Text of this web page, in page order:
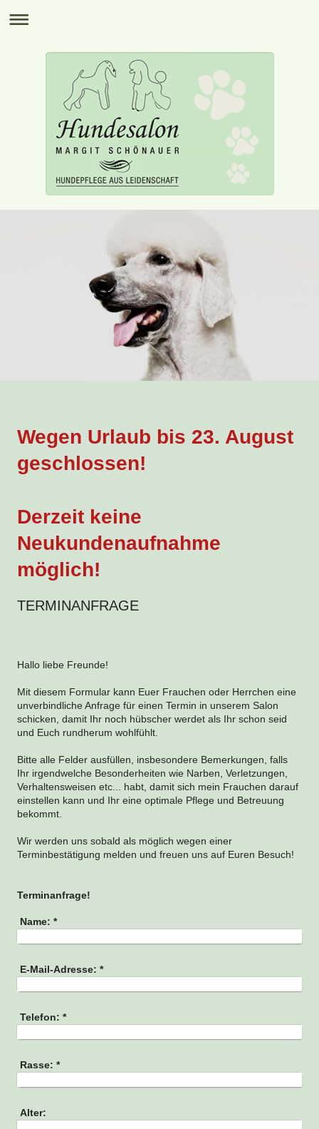
Wegen Urlaub bis 23. August
geschlossen!
Derzeit keine
Neukundenaufnahme
möglich!
TERMINANFRAGE
Hallo liebe Freunde!
Mit diesem Formular kann Euer Frauchen oder Herrchen eine
unverbindliche Anfrage für einen Termin in unserem Salon
schicken, damit Ihr noch hübscher werdet als Ihr schon seid
und Euch rundherum wohlfühlt.
Bitte alle Felder ausfüllen, insbesondere Bemerkungen, falls
Ihr irgendwelche Besonderheiten wie Narben, Verletzungen,
Verhaltensweisen etc... habt, damit sich mein Frauchen darauf
einstellen kann und Ihr eine optimale Pflege und Betreuung
bekommt.
Wir werden uns sobald als möglich wegen einer
Terminbestätigung melden und freuen uns auf Euren Besuch!
Terminanfrage!
Name: *
E-Mail-Adresse: *
Telefon: *
Rasse: *
Alter: